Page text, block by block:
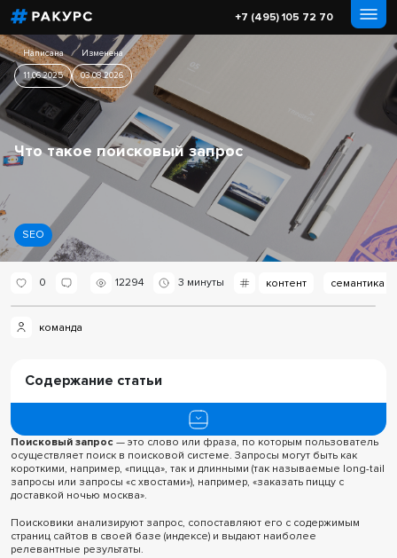
+7 (495) 105 72 70
Написана
11.06.2025
Изменена
03.08.2026
Что такое поисковый запрос
SEO
0 12294 3 минуты контент семантика
команда
Содержание статьи
Виды поисковых запросов
Что такое интент поискового запроса
Как определить интент
Что такое кластеризация поисковых запросов
Поисковый запрос — это слово или фраза, по которым пользователь
осуществляет поиск в поисковой системе. Запросы могут быть как
короткими, например, «пицца», так и длинными (так называемые long-tail
запросы или запросы «с хвостами»), например, «заказать пиццу с
доставкой ночью москва».
Поисковики анализируют запрос, сопоставляют его с содержимым
страниц сайтов в своей базе (индексе) и выдают наиболее
релевантные результаты.